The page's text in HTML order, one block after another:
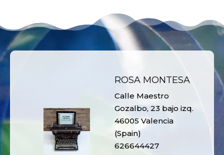
ROSA MONTESA
Calle Maestro
Gozalbo, 23 bajo izq.
46005 Valencia
(Spain)
626644427